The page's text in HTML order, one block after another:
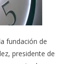
fundación de
presidente de